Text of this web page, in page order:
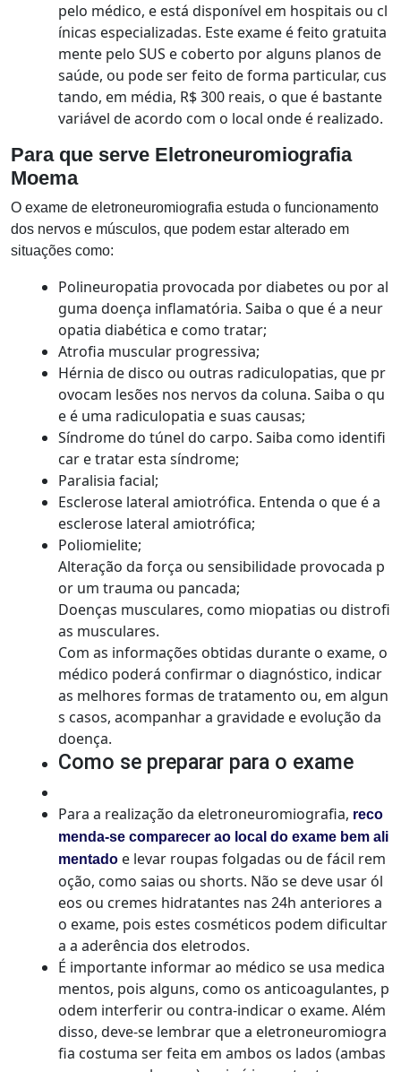
pelo médico, e está disponível em hospitais ou cl
ínicas especializadas. Este exame é feito gratuita
mente pelo SUS e coberto por alguns planos de
saúde, ou pode ser feito de forma particular, cus
tando, em média, R$ 300 reais, o que é bastante
variável de acordo com o local onde é realizado.
Para que serve Eletroneuromiografia
Moema
O exame de eletroneuromiografia estuda o funcionamento
dos nervos e músculos, que podem estar alterado em
situações como:
Polineuropatia provocada por diabetes ou por al
guma doença inflamatória. Saiba o que é a neur
opatia diabética e como tratar;
Atrofia muscular progressiva;
Hérnia de disco ou outras radiculopatias, que pr
ovocam lesões nos nervos da coluna. Saiba o qu
e é uma radiculopatia e suas causas;
Síndrome do túnel do carpo. Saiba como identifi
car e tratar esta síndrome;
Paralisia facial;
Esclerose lateral amiotrófica. Entenda o que é a
esclerose lateral amiotrófica;
Poliomielite;
Alteração da força ou sensibilidade provocada p
or um trauma ou pancada;
Doenças musculares, como miopatias ou distrofi
as musculares.
Com as informações obtidas durante o exame, o
médico poderá confirmar o diagnóstico, indicar
as melhores formas de tratamento ou, em algun
s casos, acompanhar a gravidade e evolução da
doença.
Como se preparar para o exame
Para a realização da eletroneuromiografia, reco
menda-se comparecer ao local do exame bem ali
mentado e levar roupas folgadas ou de fácil rem
oção, como saias ou shorts. Não se deve usar ól
eos ou cremes hidratantes nas 24h anteriores a
o exame, pois estes cosméticos podem dificultar
a a aderência dos eletrodos.
É importante informar ao médico se usa medica
mentos, pois alguns, como os anticoagulantes, p
odem interferir ou contra-indicar o exame. Além
disso, deve-se lembrar que a eletroneuromiogra
fia costuma ser feita em ambos os lados (ambas